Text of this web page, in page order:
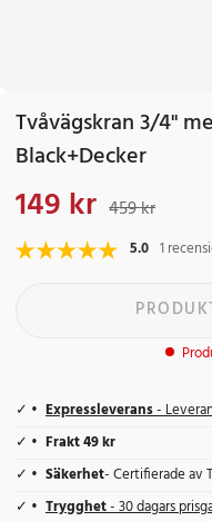
Tvåvägskran 3/4"
Black+Decker
Nuvarande pris
149 kr 459 kr
5.0 1
Expressleverans-
Frakt 49 kr
Säkerhet- Certifierade av
Trygghet- 30 dagars